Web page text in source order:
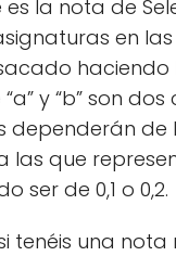
la nota de
en
haciendo
y “b” son
dependerán de
que
ser de 0,1 o 0,2.
tenéis una nota